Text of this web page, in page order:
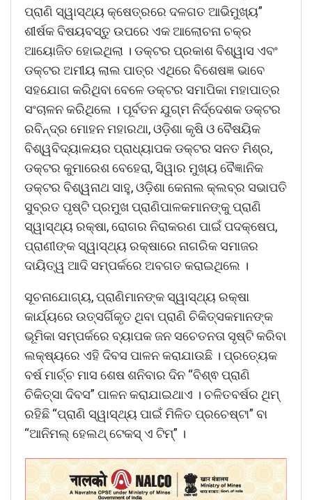
ପ୍ରାଣି ସ୍ୱାସ୍ଥ୍ୟ କ୍ଷେତ୍ରରେ ଦଳଗତ ଆଭିମୁଖ୍ୟ”
ଶୀର୍ଷକ ବିଷୟବସ୍ତୁ ଉପରେ ଏକ ଆଲୋଚନା ଚକ୍ର
ଆୟୋଜିତ ହୋଇଥିଲା । ଡକ୍ଟର ପ୍ରକାଶ ବିଶ୍ୱାସ ଏବଂ
ଡକ୍ଟର ଅମୀୟ ଲାଲ ପାତ୍ର ଏଥିରେ ବିଶେଷଜ୍ଞ ଭାବେ
ସହଯୋଗ କରିଥିବା ବେଳେ ଡକ୍ଟର ସମାପିକା ମହାପାତ୍ର
ସଂଚାଳନ କରିଥିଲେ । ପୂର୍ବତନ ଯୁଗ୍ମ ନିର୍ଦ୍ଦେଶକ ଡକ୍ଟର
ରବିନ୍ଦ୍ର ମୋହନ ମହାରଥା, ଓଡ଼ିଶା କୃଷି ଓ ବୈଷୟିକ
ବିଶ୍ୱବିଦ୍ୟାଳୟର ପ୍ରାଧ୍ୟାପକ ଡକ୍ଟର ସନତ ମିଶ୍ର,
ଡକ୍ଟର କୁମାରେଶ ବେହେରା, ସିୱାର ମୁଖ୍ୟ ବୈଜ୍ଞାନିକ
ଡକ୍ଟର ବିଶ୍ୱନାଥ ସାହୁ, ଓଡ଼ିଶା କେନାଲ କ୍ଲବ୍‌ର ସଭାପତି
ସୁବ୍ରତ ପୃଷ୍ଟି ପ୍ରମୁଖ ପ୍ରାଣିପାଳକମାନଙ୍କୁ ପ୍ରାଣି
ସ୍ୱାସ୍ଥ୍ୟ ରକ୍ଷା, ରୋଗର ନିରାକରଣ ପାଇଁ ପଦକ୍ଷେପ,
ପ୍ରାଣୀଙ୍କ ସ୍ୱାସ୍ଥ୍ୟ ରକ୍ଷାରେ ନାଗରିକ ସମାଜର
ଦାୟିତ୍ୱ ଆଦି ସମ୍ପର୍କରେ ଅବଗତ କରାଇଥିଲେ ।
ସୂଚନାଯୋଗ୍ୟ, ପ୍ରାଣିମାନଙ୍କ ସ୍ୱାସ୍ଥ୍ୟ ରକ୍ଷା
କାର୍ଯ୍ୟରେ ଉତ୍ସର୍ଗିକୃତ ଥିବା ପ୍ରାଣି ଚିକିତ୍ସକମାନଙ୍କ
ଭୂମିକା ସମ୍ପର୍କରେ ବ୍ୟାପକ ଜନ ସଚେତନତା ସୃଷ୍ଟି କରିବା
ଲକ୍ଷ୍ୟରେ ଏହି ଦିବସ ପାଳନ କରାଯାଉଛି । ପ୍ରତ୍ୟେକ
ବର୍ଷ ମାର୍ଚ୍ଚ ମାସ ଶେଷ ଶନିବାର ଦିନ “ବିଶ୍ଵ ପ୍ରାଣି
ଚିକିତ୍ସା ଦିବସ” ପାଳନ କରାଯାଇଥାଏ । ଚଳିତବର୍ଷର ଥିମ୍
ରହିଛି “ପ୍ରାଣି ସ୍ୱାସ୍ଥ୍ୟ ପାଇଁ ମିଳିତ ପ୍ରଚେଷ୍ଟା” ବା
“ଆନିମଲ୍ ହେଲଥ୍ ଟେକସ୍ ଏ ଟିମ୍” ।